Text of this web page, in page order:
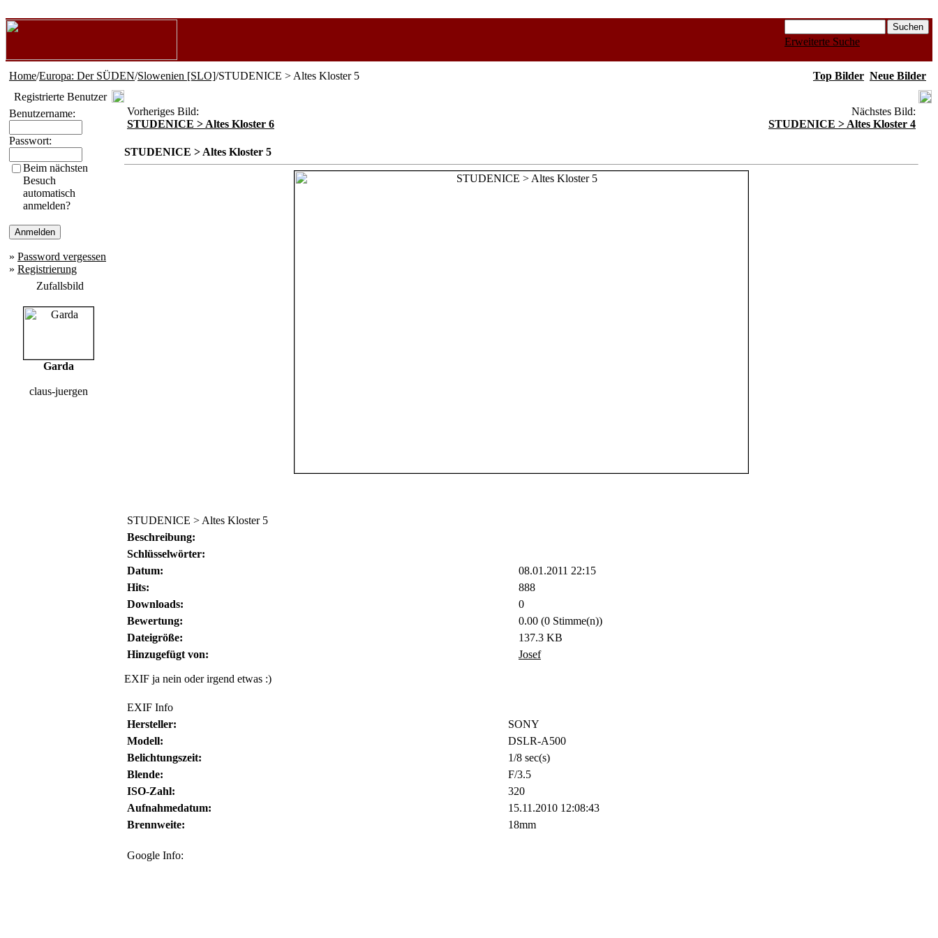
Erweiterte Suche
Home/Europa: Der SÜDEN/Slowenien [SLO]/STUDENICE > Altes Kloster 5 Top Bilder Neue Bilder
Registrierte Benutzer
Benutzername:
Passwort:
Beim nächsten
Besuch
automatisch
anmelden?
» Password vergessen
» Registrierung
Zufallsbild
Garda
claus-juergen
Vorheriges Bild:
STUDENICE > Altes Kloster 6
Nächstes Bild:
STUDENICE > Altes Kloster 4
STUDENICE > Altes Kloster 5
STUDENICE > Altes Kloster 5
Beschreibung:
Schlüsselwörter:
Datum:
08.01.2011 22:15
Hits:
888
Downloads:
0
Bewertung:
0.00 (0 Stimme(n))
Dateigröße:
137.3 KB
Hinzugefügt von:
Josef
EXIF ja nein oder irgend etwas :)
EXIF Info
Hersteller:
SONY
Modell:
DSLR-A500
Belichtungszeit:
1/8 sec(s)
Blende:
F/3.5
ISO-Zahl:
320
Aufnahmedatum:
15.11.2010 12:08:43
Brennweite:
18mm
Google Info: